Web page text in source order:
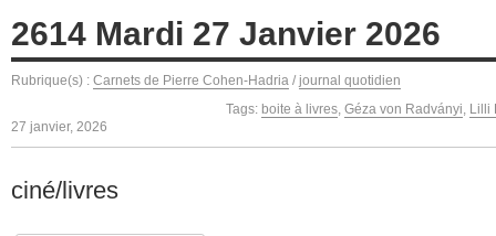
2614 Mardi 27 Janvier 2026
Rubrique(s) : Carnets de Pierre Cohen-Hadria / journal quotidien
Tags: boite à livres, Géza von Radványi, Lilli
27 janvier, 2026
ciné/livres